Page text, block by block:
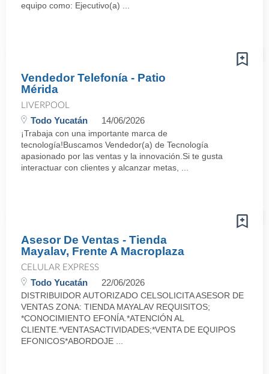
equipo como: Ejecutivo(a) ...
Vendedor Telefonía - Patio
Mérida
LIVERPOOL
Todo Yucatán 14/06/2026
¡Trabaja con una importante marca de
tecnología!Buscamos Vendedor(a) de Tecnología
apasionado por las ventas y la innovación.Si te gusta
interactuar con clientes y alcanzar metas, ...
Asesor De Ventas - Tienda
Mayalav, Frente A Macroplaza
CELULAR EXPRESS
Todo Yucatán 22/06/2026
DISTRIBUIDOR AUTORIZADO CELSOLICITA ASESOR DE
VENTAS ZONA: TIENDA MAYALAV REQUISITOS;
*CONOCIMIENTO EFONÍA.*ATENCIÓN AL
CLIENTE.*VENTASACTIVIDADES;*VENTA DE EQUIPOS
EFONICOS*ABORDOJE ...